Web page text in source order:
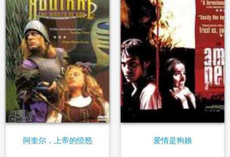
阿奎尔，上帝的愤怒 爱情是狗娘